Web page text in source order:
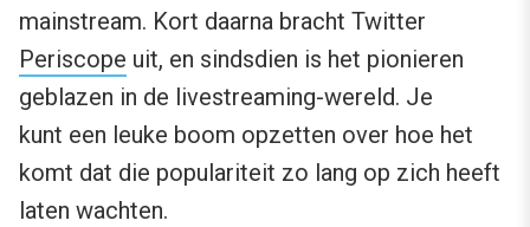
mainstream. Kort daarna bracht Twitter
Periscope uit, en sindsdien is het pionieren
geblazen in de livestreaming-wereld. Je
kunt een leuke boom opzetten over hoe het
komt dat die populariteit zo lang op zich heeft
laten wachten.